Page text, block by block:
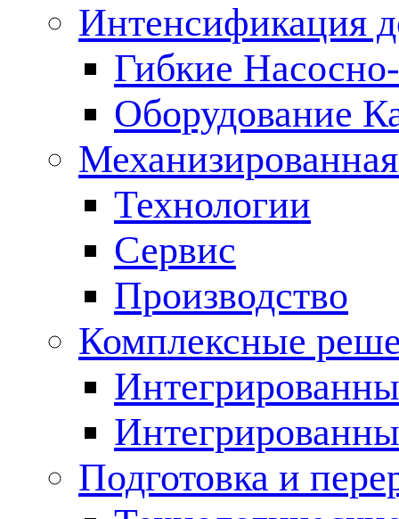
Интенсификация
Гибкие
Оборудование
Технологии
Сервис
Производство
Комплексные
Подготовка и